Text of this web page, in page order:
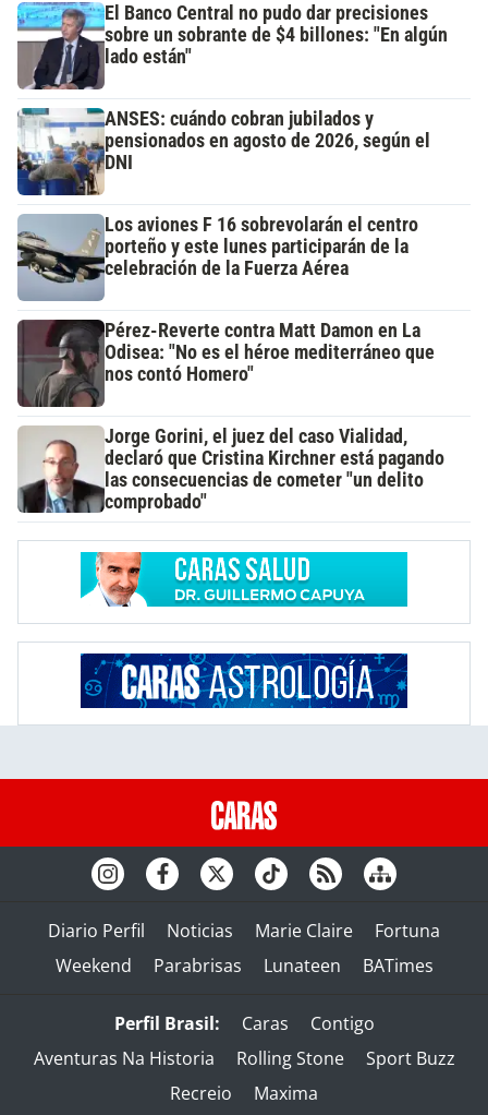
El Banco Central no pudo dar precisiones
sobre un sobrante de $4 billones: "En algún
lado están"
ANSES: cuándo cobran jubilados y
pensionados en agosto de 2026, según el
DNI
Los aviones F 16 sobrevolarán el centro
porteño y este lunes participarán de la
celebración de la Fuerza Aérea
Pérez-Reverte contra Matt Damon en La
Odisea: "No es el héroe mediterráneo que
nos contó Homero"
Jorge Gorini, el juez del caso Vialidad,
declaró que Cristina Kirchner está pagando
las consecuencias de cometer "un delito
comprobado"
Diario Perfil Noticias Marie Claire
Fortuna
Weekend
Parabrisas Lunateen BATimes
Perfil Brasil: Caras
Contigo
Aventuras Na Historia
Rolling Stone
Sport Buzz
Recreio
Maxima